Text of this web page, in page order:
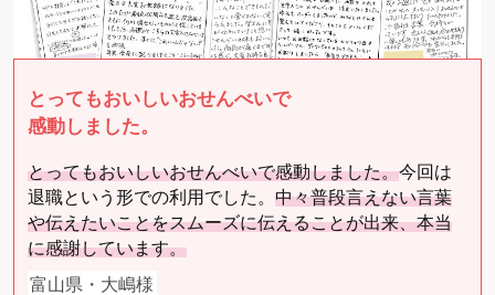
とってもおいしいおせんべいで
感動しました。
とってもおいしいおせんべいで感動しました。今回は
退職という形での利用でした。 中々普段言えない言葉
や伝えたいことをスムーズに伝えることが出来、本当
に感謝しています。
富山県・大嶋様